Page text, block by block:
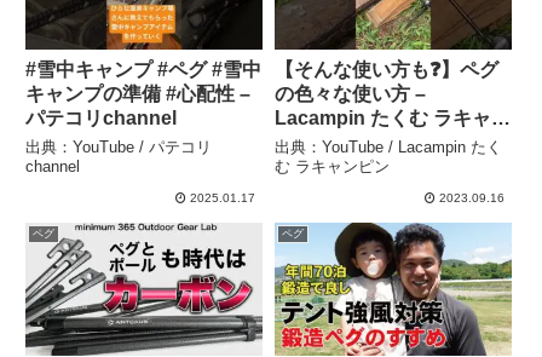
#雪中キャンプ #ペグ #雪中
キャンプの準備 #心配性 –
パテコリchannel
出典：YouTube / パテコリ
channel
2025.01.17
【そんな使い方も❓】ペグ
の色々な使い方 –
Lacampin たくむ ラキャン
ピン
出典：YouTube / Lacampin たく
む ラキャンピン
2023.09.16
ペグ ペグ